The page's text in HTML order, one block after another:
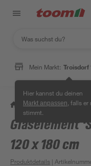
Mein Markt: Troisdorf
Hier kannst du deinen
Markt anpassen , falls
stimmt.
/ Garten & Freizeit /
Glaselement
120 x 180 cm
Produktdetails |